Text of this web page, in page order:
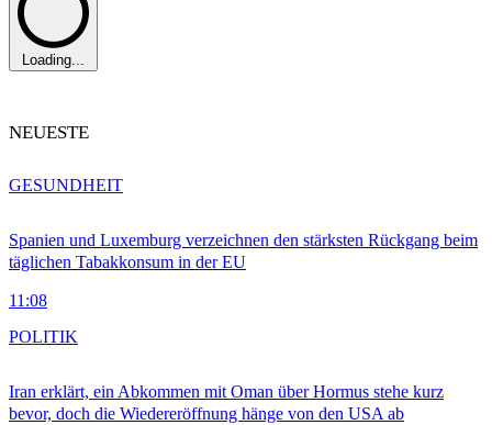
Loading...
NEUESTE
Spanien und Luxemburg verzeichnen den stärksten Rückgang beim
täglichen Tabakkonsum in der EU
11:08
GESUNDHEIT
Iran erklärt, ein Abkommen mit Oman über Hormus stehe kurz
bevor, doch die Wiedereröffnung hänge von den USA ab
POLITIK